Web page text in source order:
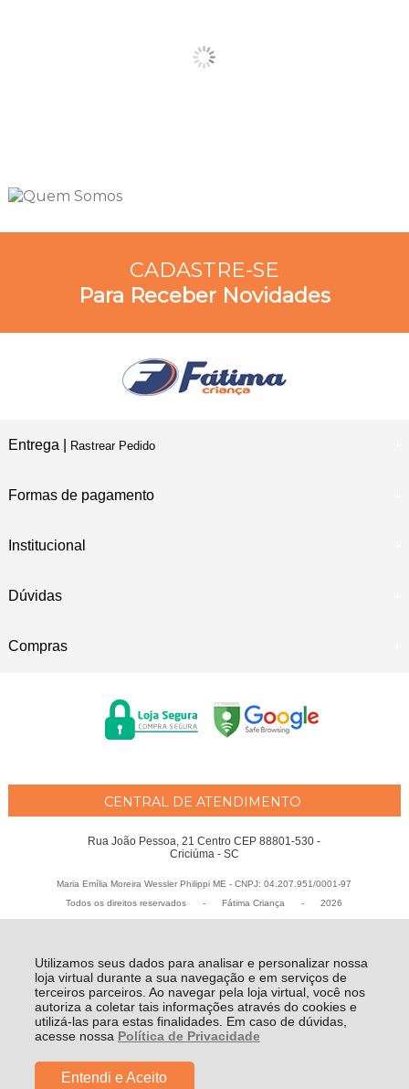
Utilizamos seus dados para analisar e personalizar nossa
loja virtual durante a sua navegação e em serviços de
terceiros parceiros. Ao navegar pela loja virtual, você nos
autoriza a coletar tais informações através do cookies e
utilizá-las para estas finalidades. Em caso de dúvidas,
acesse nossa Política de Privacidade
Entendi e Aceito
CADASTRE-SE
Para Receber Novidades
Entrega | Rastrear Pedido
Formas de pagamento
Institucional
Dúvidas
Compras
CENTRAL DE ATENDIMENTO
Rua João Pessoa, 21 Centro CEP 88801-530 -
Criciúma - SC
Maria Emília Moreira Wessler Philippi ME - CNPJ: 04.207.951/0001-97
Todos os direitos reservados
- Fátima Criança - 2026
R$ 369,99